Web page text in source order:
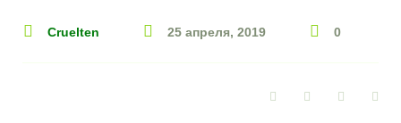
Cruelten 25 апреля, 2019 0
FacebookTwitter Google+